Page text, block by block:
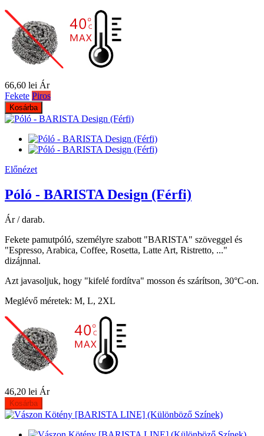
66,60 lei Ár
Fekete Piros
Kosárba
Előnézet
Póló - BARISTA Design (Férfi)
Ár / darab.
Fekete pamutpóló, személyre szabott "BARISTA" szöveggel és
"Espresso, Arabica, Coffee, Rosetta, Latte Art, Ristretto, ..."
dizájnnal.
Azt javasoljuk, hogy "kifelé fordítva" mosson és szárítson, 30°C-on.
Meglévő méretek: M, L, 2XL
46,20 lei Ár
Kosárba